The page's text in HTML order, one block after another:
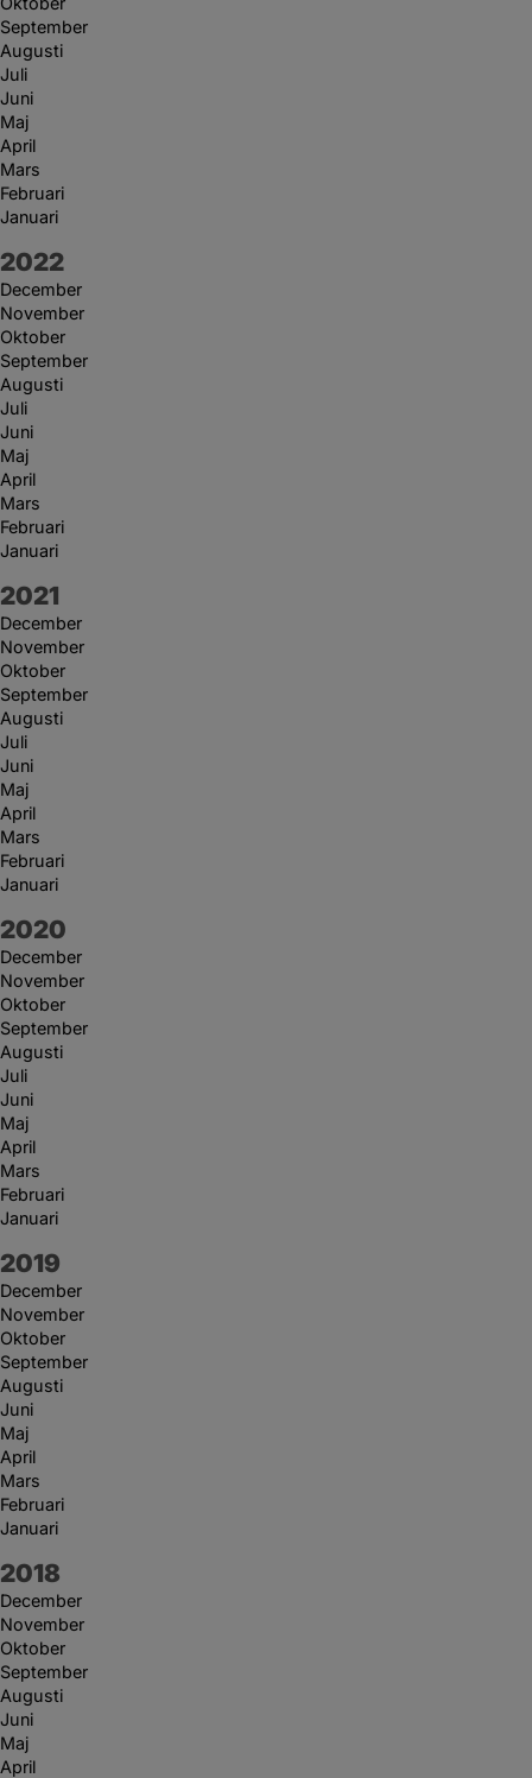
September
Augusti
Juli
Juni
Maj
April
Mars
Februari
Januari
År:
2022
December
November
Oktober
September
Augusti
Juli
Juni
Maj
April
Mars
Februari
Januari
År:
2021
December
November
Oktober
September
Augusti
Juli
Juni
Maj
April
Mars
Februari
Januari
År:
2020
December
November
Oktober
September
Augusti
Juli
Juni
Maj
April
Mars
Februari
Januari
År:
2019
December
November
Oktober
September
Augusti
Juni
Maj
April
Mars
Februari
Januari
År:
2018
December
November
Oktober
September
Augusti
Juni
Maj
April